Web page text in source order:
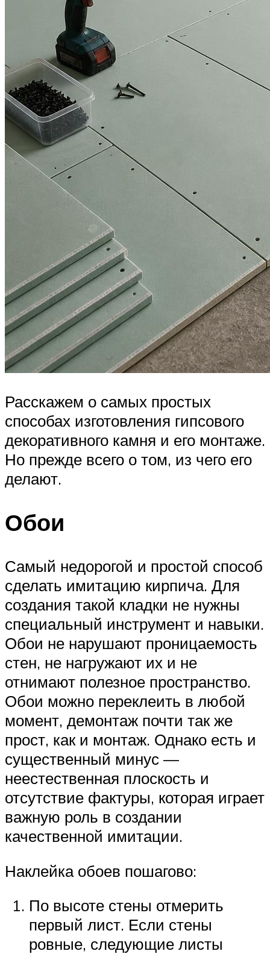
Расскажем о самых простых
способах изготовления гипсового
декоративного камня и его монтаже.
Но прежде всего о том, из чего его
делают.
Обои
Самый недорогой и простой способ
сделать имитацию кирпича. Для
создания такой кладки не нужны
специальный инструмент и навыки.
Обои не нарушают проницаемость
стен, не нагружают их и не
отнимают полезное пространство.
Обои можно переклеить в любой
момент, демонтаж почти так же
прост, как и монтаж. Однако есть и
существенный минус —
неестественная плоскость и
отсутствие фактуры, которая играет
важную роль в создании
качественной имитации.
Наклейка обоев пошагово:
По высоте стены отмерить
первый лист. Если стены
ровные, следующие листы